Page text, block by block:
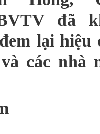
đã
lại hiệu
các nhà